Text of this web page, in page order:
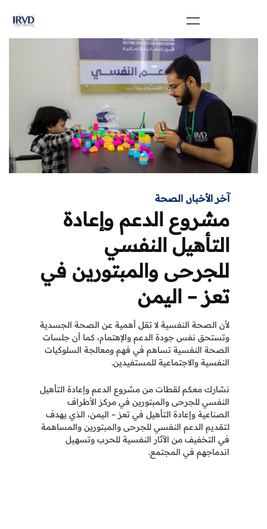
آخر الأخبار, الصحة
مشروع الدعم وإعادة
التأهيل النفسي
للجرحى والمبتورين في
تعز – اليمن
لأن الصحة النفسية لا تقل أهمية عن الصحة الجسدية
وتستحق نفس جودة الدعم والإهتمام، كما أن جلسات
الصحة النفسية تساهم في فهم ومعالجة السلوكيات
النفسية والاجتماعية للمستفيدين.
نشارك معكم لقطات من مشروع الدعم وإعادة التأهيل
النفسي للجرحى والمبتورين في مركز الأطراف
الصناعية وإعادة التأهيل في تعز – اليمن، الذي يهدف
لتقديم الدعم النفسي للجرحى والمبتورين والمساهمة
في التخفيف من الآثار النفسية للحرب وتسهيل
اندماجهم في المجتمع.